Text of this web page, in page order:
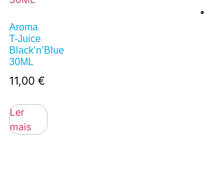
Aroma
T-Juice
Black’n’Blue
30ML
11,00 €
Ler
mais